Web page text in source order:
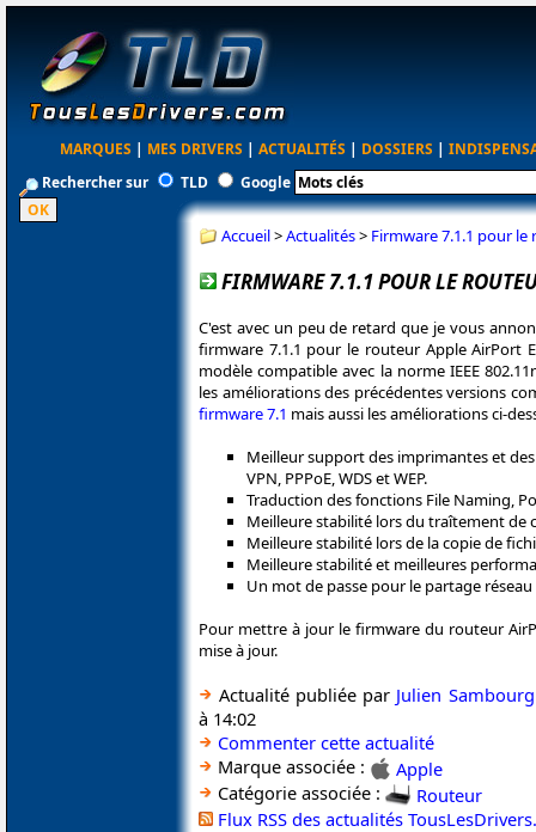
MARQUES | MES DRIVERS | ACTUALITÉS | DOSSIERS |
Rechercher sur
TLD Google
Accueil>Actualités> Firmware 7.1.1 pour
FIRMWARE 7.1.1 POUR LE
C'est avec un peu de retard que je vous
firmware 7.1.1 pour le routeur Apple AirPort
modèle compatible avec la norme IEEE
les améliorations des précédentes versions
firmware 7.1 mais aussi les améliorations ci-
Meilleur support des imprimantes et
VPN, PPPoE, WDS et WEP.
Traduction des fonctions File Naming,
Meilleure stabilité lors du traîtement de
Meilleure stabilité lors de la copie de
Meilleure stabilité et meilleures
Un mot de passe pour le partage
Pour mettre à jour le firmware du routeur
mise à jour.
Actualité publiée par Julien Sambourg
à 14:02
Commenter cette actualité
Marque associée :
Apple
Catégorie associée :
Routeur
Flux RSS des actualités